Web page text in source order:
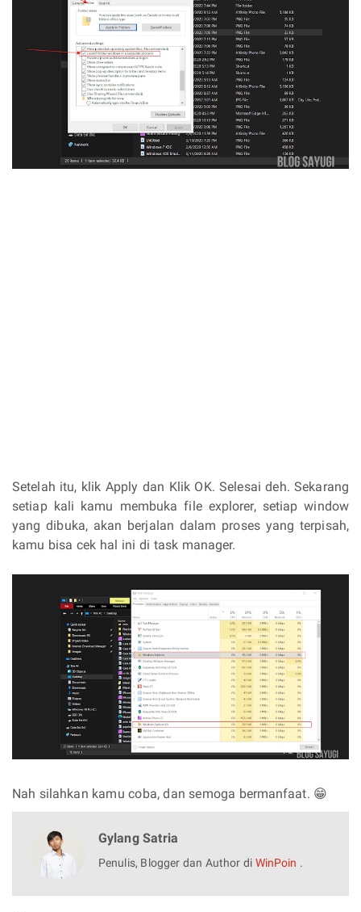
Setelah itu, klik Apply dan Klik OK. Selesai deh. Sekarang
setiap kali kamu membuka file explorer, setiap window
yang dibuka, akan berjalan dalam proses yang terpisah,
kamu bisa cek hal ini di task manager.
Nah silahkan kamu coba, dan semoga bermanfaat. 😁
Gylang Satria
Penulis, Blogger dan Author di WinPoin .